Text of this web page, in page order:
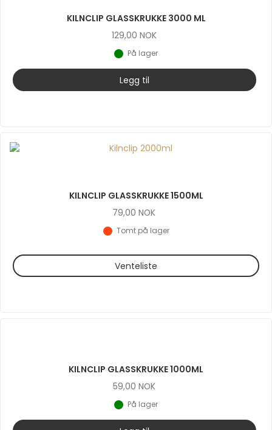
KILNCLIP GLASSKRUKKE 3000 ML
129,00 NOK
På lager
Legg til
KILNCLIP GLASSKRUKKE 1500ML
79,00 NOK
Tomt på lager
Venteliste
KILNCLIP GLASSKRUKKE 1000ML
59,00 NOK
På lager